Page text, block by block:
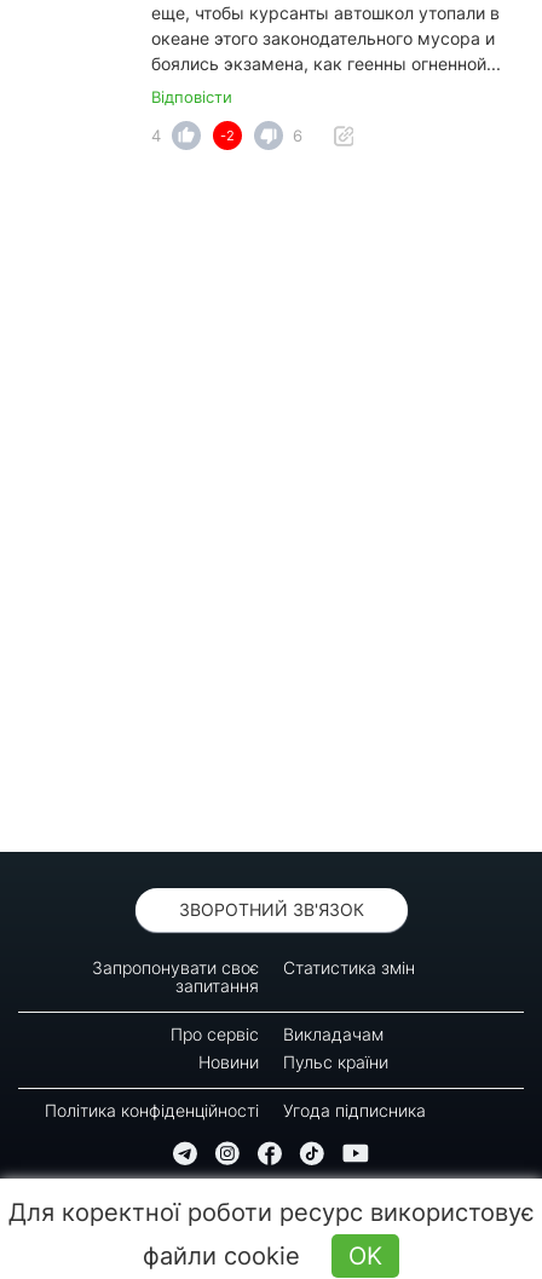
еще, чтобы курсанты автошкол утопали в
океане этого законодательного мусора и
боялись экзамена, как геенны огненной...
Відповісти
4
-2 6
ЗВОРОТНИЙ ЗВ'ЯЗОК
Запропонувати своє
запитання
Статистика змін
Про сервіс
Викладачам
Новини
Пульс країни
Політика конфіденційності Угода підписника
Копіювання, передрук або використання матеріалів цієї сторінки для відтворення,
переносу на інші носії інформації заборонено. Час останнього оновлення: 10:20
Для коректної роботи ресурс використовує
файли cookie
OK